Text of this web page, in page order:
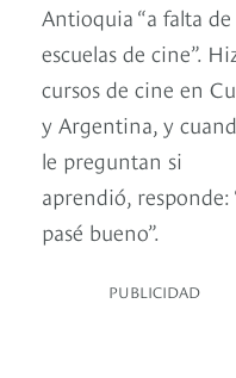
Antioquia “a falta de
escuelas de cine”.
cursos de cine en
y Argentina, y
le preguntan si
aprendió, responde:
pasé bueno”.
PUBLICIDAD